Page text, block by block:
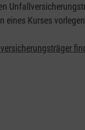
Kurses